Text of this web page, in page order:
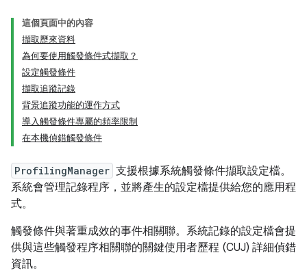
這個頁面中的內容
擷取歷來資料
為何要使用觸發條件式擷取？
設定觸發條件
擷取追蹤記錄
背景追蹤功能的運作方式
導入觸發條件專屬的頻率限制
在本機偵錯觸發條件
ProfilingManager 支援根據系統觸發條件擷取設定檔。
系統會管理記錄程序，並將產生的設定檔提供給您的應用程
式。
觸發條件與著重成效的事件相關聯。系統記錄的設定檔會提
供與這些觸發程序相關聯的關鍵使用者歷程 (CUJ) 詳細偵錯
資訊。